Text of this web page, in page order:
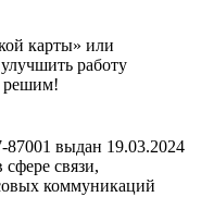
карты» или
работу
выдан 19.03.2024
связи,
коммуникаций